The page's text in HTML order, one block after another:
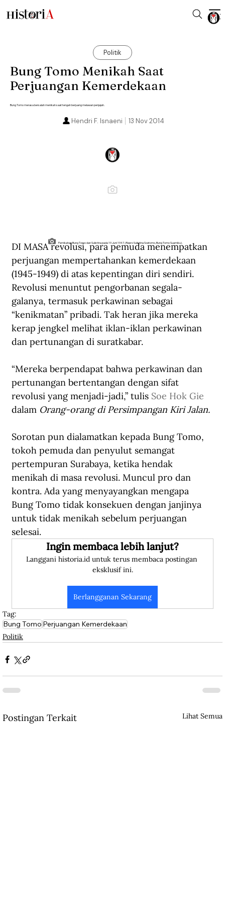
Politik
Bung Tomo Menikah Saat
Perjuangan Kemerdekaan
Bung Tomo merasa bersalah menikah saat tengah berjuang melawan penjajah.
13 Nov 2014
Hendri F. Isnaeni
Pernikahan Bung Tomo dan Sulistina pada 19 Juni 1947. (Repro Sulistina Soetomo, Bung Tomo Suamiku).
DI MASA revolusi, para pemuda menempatkan
perjuangan mempertahankan kemerdekaan
(1945-1949) di atas kepentingan diri sendiri.
Revolusi menuntut pengorbanan segala-
galanya, termasuk perkawinan sebagai
“kenikmatan” pribadi. Tak heran jika mereka
kerap jengkel melihat iklan-iklan perkawinan
dan pertunangan di suratkabar.
“Mereka berpendapat bahwa perkawinan dan
pertunangan bertentangan dengan sifat
revolusi yang menjadi-jadi,” tulis Soe Hok Gie
dalam Orang-orang di Persimpangan Kiri Jalan.
Sorotan pun dialamatkan kepada Bung Tomo,
tokoh pemuda dan penyulut semangat
pertempuran Surabaya, ketika hendak
menikah di masa revolusi. Muncul pro dan
kontra. Ada yang menyayangkan mengapa
Bung Tomo tidak konsekuen dengan janjinya
untuk tidak menikah sebelum perjuangan
selesai.
Ingin membaca lebih lanjut?
Langgani historia.id untuk terus membaca postingan
eksklusif ini.
Berlangganan Sekarang
Tag:
Bung TomoPerjuangan Kemerdekaan
Politik
Postingan Terkait Lihat Semua